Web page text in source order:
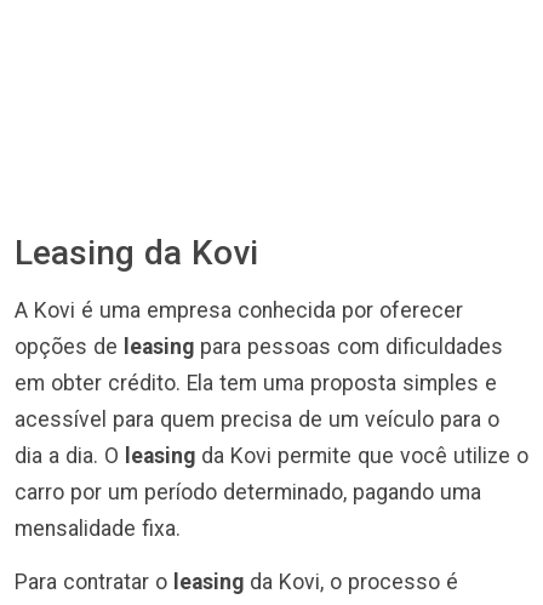
Leasing da Kovi
A Kovi é uma empresa conhecida por oferecer
opções de leasing para pessoas com dificuldades
em obter crédito. Ela tem uma proposta simples e
acessível para quem precisa de um veículo para o
dia a dia. O leasing da Kovi permite que você utilize o
carro por um período determinado, pagando uma
mensalidade fixa.
Para contratar o leasing da Kovi, o processo é